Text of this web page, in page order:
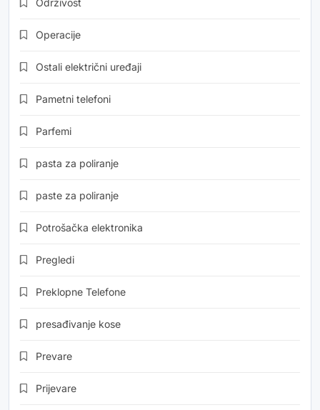
Održivost
Operacije
Ostali električni uređaji
Pametni telefoni
Parfemi
pasta za poliranje
paste za poliranje
Potrošačka elektronika
Pregledi
Preklopne Telefone
presađivanje kose
Prevare
Prijevare